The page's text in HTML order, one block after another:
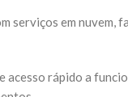
serviços em nuvem,
rápido a